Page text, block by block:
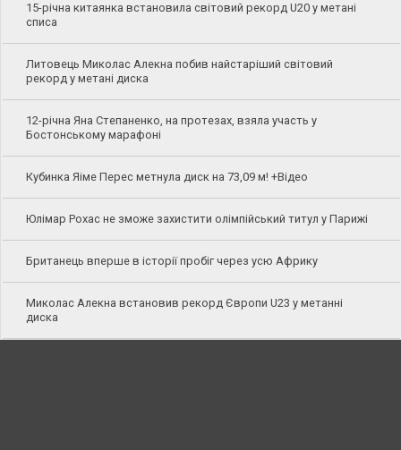
15-річна китаянка встановила світовий рекорд U20 у метані
списа
Литовець Миколас Алекна побив найстаріший світовий
рекорд у метані диска
12-річна Яна Степаненко, на протезах, взяла участь у
Бостонському марафоні
Кубинка Яіме Перес метнула диск на 73,09 м! +Відео
Юлімар Рохас не зможе захистити олімпійський титул у Парижі
Британець вперше в історії пробіг через усю Африку
Миколас Алекна встановив рекорд Європи U23 у метанні
диска